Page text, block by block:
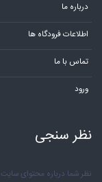
درباره ما
اطلاعات فرودگاه ها
تماس با ما
ورود
نظر سنجی
نظر شما درباره محتوای سایت چارتر